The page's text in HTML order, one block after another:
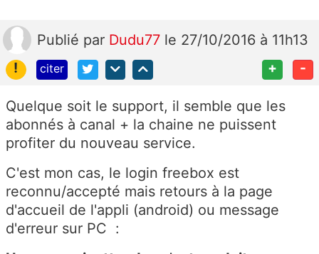
Publié par Dudu77 le 27/10/2016 à 11h13
!
citer + -
Quelque soit le support, il semble que les
abonnés à canal + la chaine ne puissent
profiter du nouveau service.
C'est mon cas, le login freebox est
reconnu/accepté mais retours à la page
d'accueil de l'appli (android) ou message
d'erreur sur PC :